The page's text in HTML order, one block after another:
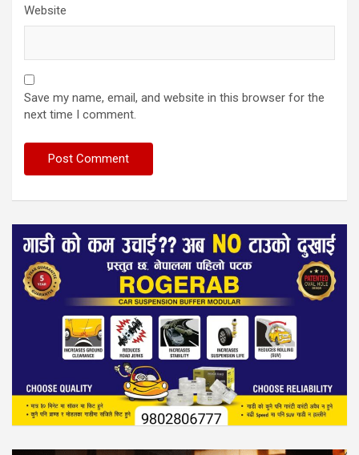
Website
Save my name, email, and website in this browser for the
next time I comment.